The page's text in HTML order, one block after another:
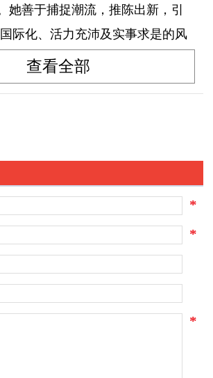
她善于捕捉潮流，推陈出新，引
际化、活力充沛及实事求是的风
产品主要是针对年轻人及中年
个年龄层次的消费者都钟情于
舒适，精于品质;把来自于怀旧情
现代的品位生活;融入北欧、南美
的灵感谱写东方生活;“传播美丽，
是佰诗奴设计大师x.f.y的设计理
港经济大崩溃时，民众情绪低
查看全部
*
*
*